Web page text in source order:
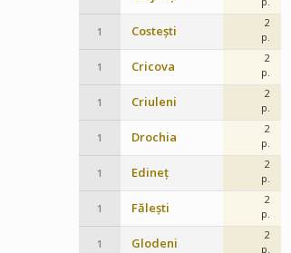
1 Costești
2
p.
1 Cricova
2
p.
1 Criuleni
2
p.
1 Drochia
2
p.
1 Edineț
2
p.
1 Fălești
2
p.
1 Glodeni
2
p.